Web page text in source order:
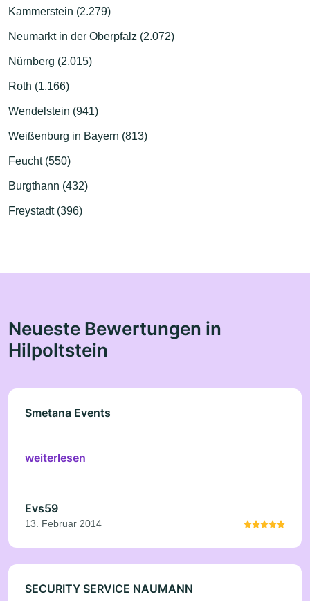
Kammerstein (2.279)
Neumarkt in der Oberpfalz (2.072)
Nürnberg (2.015)
Roth (1.166)
Wendelstein (941)
Weißenburg in Bayern (813)
Feucht (550)
Burgthann (432)
Freystadt (396)
Neueste Bewertungen in
Hilpoltstein
Smetana Events
weiterlesen
Evs59
13. Februar 2014
SECURITY SERVICE NAUMANN